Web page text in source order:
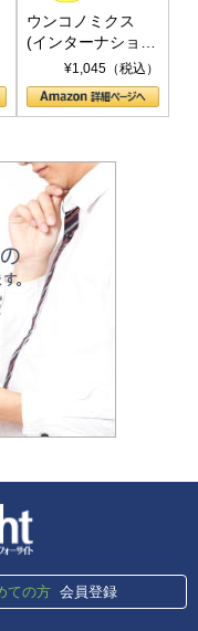
ウンコノミクス
(インターナショナ
ル新書)¥1,045（税込）
ての方 会員登録